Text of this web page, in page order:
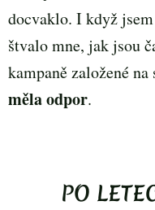
docvaklo. I když
štvalo mne, jak jsou
kampaně založené
měla odpor.
PO